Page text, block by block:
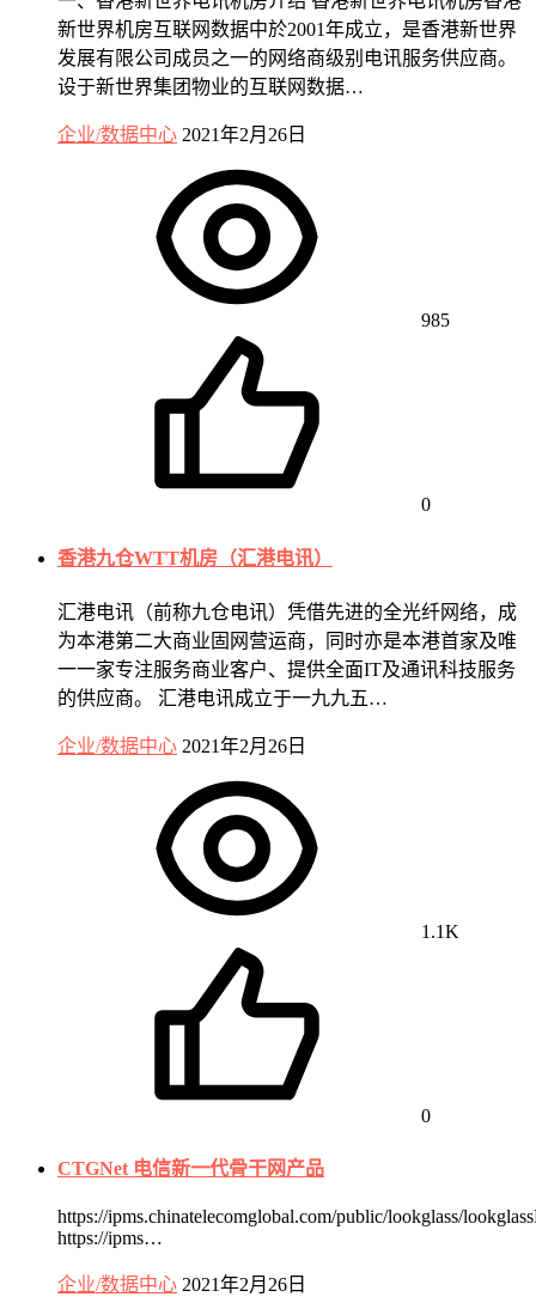
新世界机房互联网数据中於2001年成立，是香港新世界
发展有限公司成员之一的网络商级别电讯服务供应商。
设于新世界集团物业的互联网数据…
企业/数据中心 2021年2月26日
985
0
香港九仓WTT机房（汇港电讯）
汇港电讯（前称九仓电讯）凭借先进的全光纤网络，成
为本港第二大商业固网营运商，同时亦是本港首家及唯
一一家专注服务商业客户、提供全面IT及通讯科技服务
的供应商。 汇港电讯成立于一九九五…
企业/数据中心 2021年2月26日
1.1K
0
CTGNet 电信新一代骨干网产品
https://ipms.chinatelecomglobal.com/public/lookglass/
https://ipms…
企业/数据中心 2021年2月26日